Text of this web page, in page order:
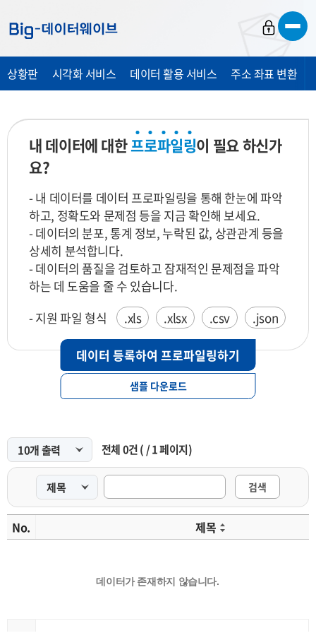
가
가
가
상황판 시각화 서비스 데이터 활용 서비스 주소 좌표 변환
샘플 다운로드
내 데이터에 대한프로파일링이 필요 하신가
요?
- 내 데이터를 데이터 프로파일링을 통해 한눈에 파악
하고, 정확도와 문제점 등을 지금 확인해 보세요.
- 데이터의 분포, 통계 정보, 누락된 값, 상관관계 등을
상세히 분석합니다.
- 데이터의 품질을 검토하고 잠재적인 문제점을 파악
하는 데 도움을 줄 수 있습니다.
- 지원 파일 형식
.xls .xlsx .csv .json
데이터 등록하여 프로파일링하기
전체0건( /1페이지)
검색
No. 제목
데이터가 존재하지 않습니다.